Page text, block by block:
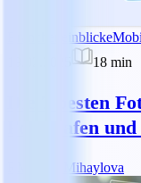
Brancheneinblicke
18 min
Die 7 besten
Fotografen
Reny Mihaylova